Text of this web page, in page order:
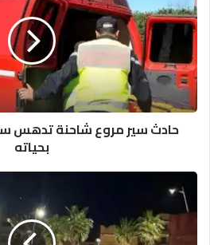
مروع
شاحنة
سائق
تريبورتو
وتودي
بحياته
حادث سير مروع شاحنة تدهس
بحياته
النيابة
العامة
تفتح